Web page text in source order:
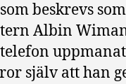
beskrevs
Albin
själv att han